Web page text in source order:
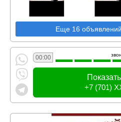
Еще 16
00:00
+7 (701)